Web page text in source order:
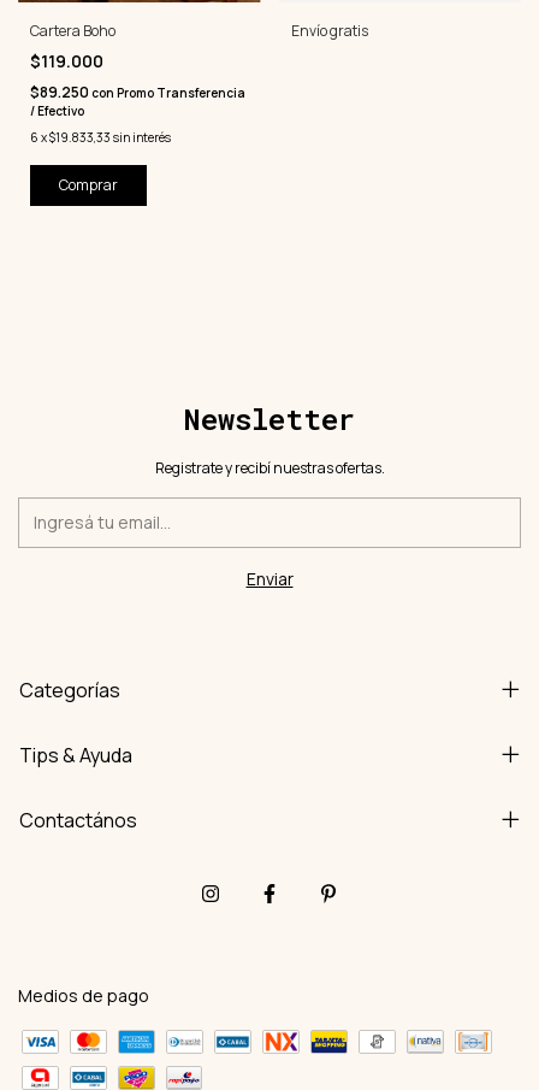
Cartera Boho
$119.000
$89.250 con Promo Transferencia
/ Efectivo
6 x$19.833,33 sin interés
Comprar
Envío gratis
Newsletter
Registrate y recibí nuestras ofertas.
Categorías
Tips & Ayuda
Contactános
Medios de pago